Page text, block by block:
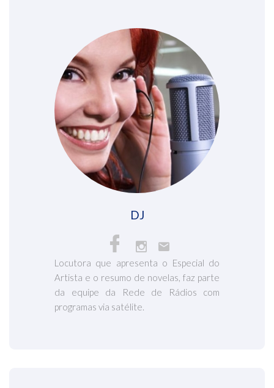
DJ
Locutora que apresenta o Especial do
Artista e o resumo de novelas, faz parte
da equipe da Rede de Rádios com
programas via satélite.